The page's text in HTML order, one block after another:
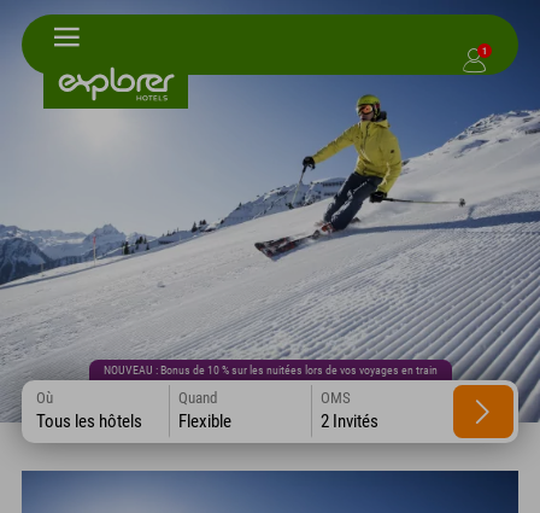
1
NOUVEAU : Bonus de 10 % sur les nuitées lors de vos voyages en train
Où
Tous les hôtels
Quand
Flexible
OMS
2 Invités